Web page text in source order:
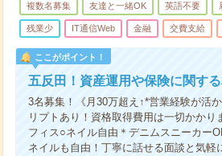
複数名募集 友達と一緒OK 英語不要
残業少 IT通信Web 金融 交費支給
ここがポイント！
五反田！資産運用や保険に関す
3名募集！《月30万超え↑*営業経験が活
リプトあり！資格取得費用は一切かか
フィス○ネイル自由＊デニムスニーカー
ネイルも自由！丁寧に話せる面談と気